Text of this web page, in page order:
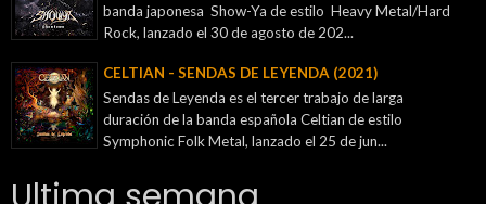
banda japonesa Show-Ya de estilo Heavy Metal/Hard
Rock, lanzado el 30 de agosto de 202...
CELTIAN - SENDAS DE LEYENDA (2021)
Sendas de Leyenda es el tercer trabajo de larga
duración de la banda española Celtian de estilo
Symphonic Folk Metal, lanzado el 25 de jun...